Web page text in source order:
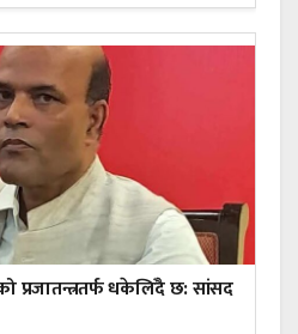
प्रजातन्त्रतर्फ धकेलिँदै छ: सांसद